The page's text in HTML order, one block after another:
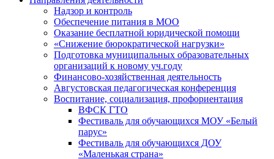
Надзор и контроль
Обеспечение питания в МОО
Оказание бесплатной юридической помощи
«Снижение бюрократической нагрузки»
Подготовка муниципальных образовательных
организаций к новому уч.году
Финансово-хозяйственная деятельность
Августовская педагогическая конференция
Воспитание, социализация, профориентация
ВФСК ГТО
Фестиваль для обучающихся МОУ «Белый
парус»
Фестиваль для обучающихся ДОУ
«Маленькая страна»